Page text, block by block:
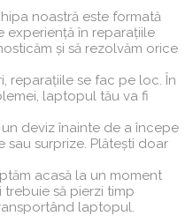
noastră este formată
experiență în reparațiile
și să rezolvăm orice
reparațiile se fac pe loc. În
laptopul tău va fi
un deviz înainte de a începe
sau surprize. Plătești doar
acasă la un moment
să pierzi timp
laptopul.